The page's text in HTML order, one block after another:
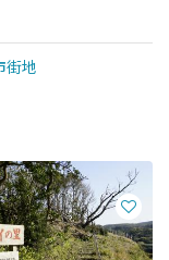
街地